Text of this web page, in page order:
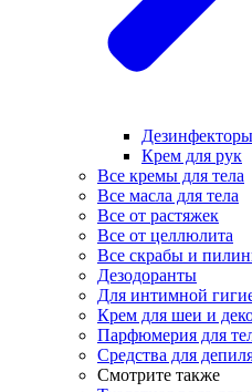
Дезинфекторы
Крем для рук
Все кремы для тела
Все масла для тела
Все от растяжек
Все от целлюлита
Все скрабы и
Дезодоранты
Для интимной
Крем для шеи и
Парфюмерия для
Средства для
Смотрите также